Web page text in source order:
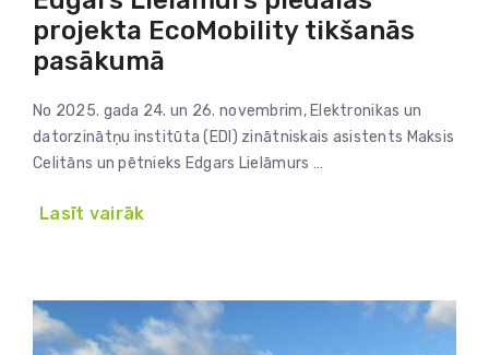
projekta EcoMobility tikšanās
pasākumā
No 2025. gada 24. un 26. novembrim, Elektronikas un
datorzinātņu institūta (EDI) zinātniskais asistents Maksis
Celitāns un pētnieks Edgars Lielāmurs …
Lasīt vairāk